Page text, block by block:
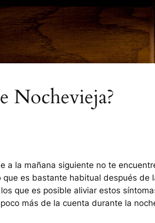
Nochevieja?
a la mañana siguiente no te
que es bastante habitual después de
que es posible aliviar estos
más de la cuenta durante la